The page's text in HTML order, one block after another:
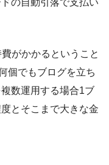
の自動引落で支払い
がかかるということ
個でもブログを立ち
数運用する場合1ブ
とそこまで大きな金